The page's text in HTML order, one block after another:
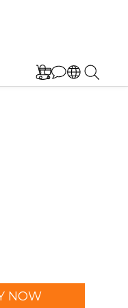
NOW